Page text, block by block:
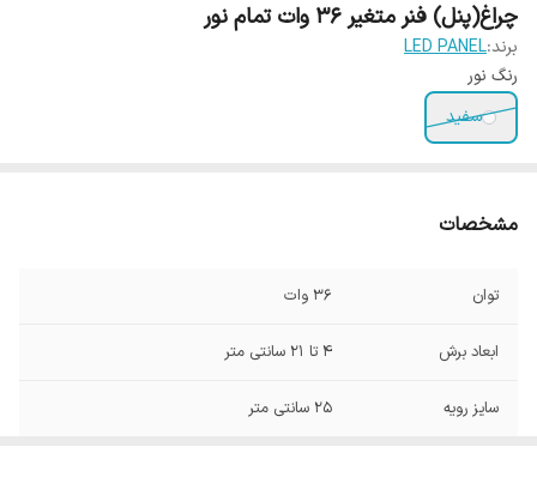
چراغ(پنل) فنر متغیر 36 وات تمام نور
برند:LED PANEL
رنگ نور
سفید
مشخصات
توان 36 وات
ابعاد برش 4 تا 21 سانتی متر
سایز رویه 25 سانتی متر